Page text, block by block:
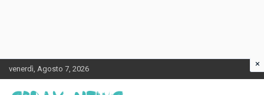
to
content
venerdì, Agosto 7, 2026 ×